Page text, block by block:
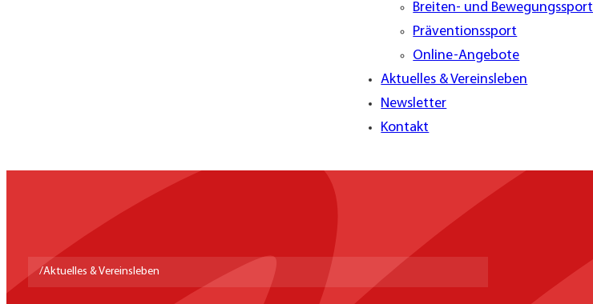
Breiten- und Bewegungssport
Präventionssport
Online-Angebote
Aktuelles & Vereinsleben
Newsletter
Kontakt
/Aktuelles & Vereinsleben